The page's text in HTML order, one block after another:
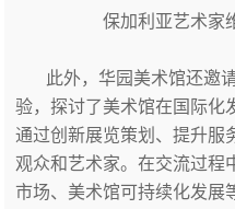
保加利亚艺术家
此外，华园美术馆还邀
验，探讨了美术馆在国际化
通过创新展览策划、提升服
观众和艺术家。在交流过程
市场、美术馆可持续化发展